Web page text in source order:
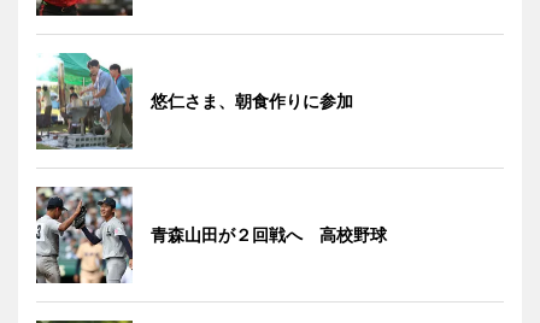
悠仁さま、朝食作りに参加
青森山田が２回戦へ 高校野球